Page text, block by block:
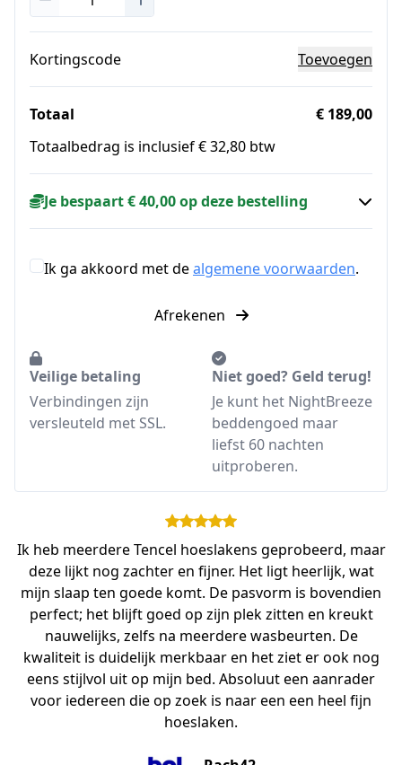
Kortingscode Toevoegen
Totaal
€ 189,00
Totaalbedrag is inclusief € 32,80 btw
Je bespaart € 40,00 op deze bestelling
Ik ga akkoord met dealgemene voorwaarden.
Afrekenen
Veilige betaling
Verbindingen zijn
versleuteld met SSL.
Niet goed? Geld terug!
Je kunt het NightBreeze
beddengoed maar
liefst 60 nachten
uitproberen.
Ik heb meerdere Tencel hoeslakens geprobeerd, maar
deze lijkt nog zachter en fijner. Het ligt heerlijk, wat
mijn slaap ten goede komt. De pasvorm is bovendien
perfect; het blijft goed op zijn plek zitten en kreukt
nauwelijks, zelfs na meerdere wasbeurten. De
kwaliteit is duidelijk merkbaar en het ziet er ook nog
eens stijlvol uit op mijn bed. Absoluut een aanrader
voor iedereen die op zoek is naar een een heel fijn
hoeslaken.